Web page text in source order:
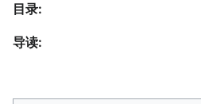
目录:
导读: